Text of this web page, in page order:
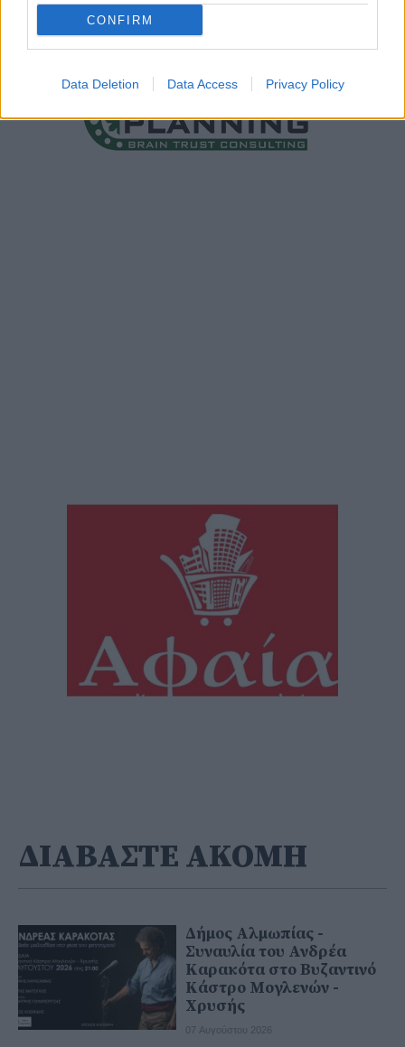
CONFIRM
Data Deletion Data Access Privacy Policy
ΔΙΑΒΑΣΤΕ ΑΚΟΜΗ
Δήμος Αλμωπίας -
Συναυλία του Ανδρέα
Καρακότα στο Βυζαντινό
Κάστρο Μογλενών -
Χρυσής
07 Αυγούστου 2026